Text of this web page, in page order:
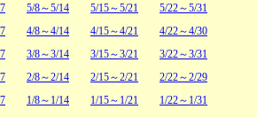
5/8～5/14 5/15～5/21
5/22～5/31
4/8～4/14 4/15～4/21
4/22～4/30
3/8～3/14 3/15～3/21
3/22～3/31
2/8～2/14 2/15～2/21
2/22～2/29
1/8～1/14 1/15～1/21 1/22～1/31